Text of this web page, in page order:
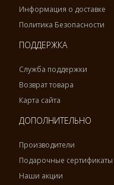
Информация о доставке
Политика Безопасности
ПОДДЕРЖКА
Служба поддержки
Возврат товара
Карта сайта
ДОПОЛНИТЕЛЬНО
Производители
Подарочные сертификаты
Наши акции